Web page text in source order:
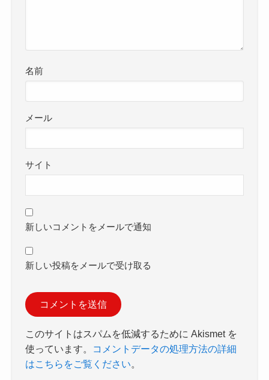
名前
メール
サイト
新しいコメントをメールで通知
新しい投稿をメールで受け取る
このサイトはスパムを低減するために Akismet を
使っています。
コメントデータの処理方法の詳細
はこちらをご覧ください。